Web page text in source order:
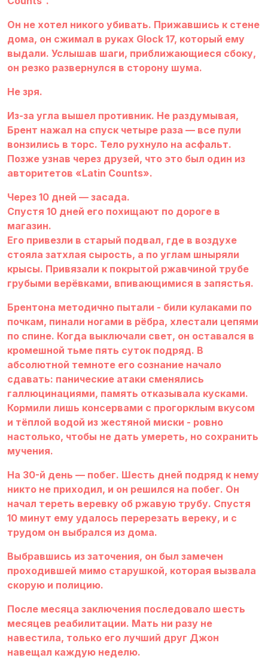
Он не хотел никого убивать. Прижавшись к стене
дома, он сжимал в руках Glock 17, который ему
выдали. Услышав шаги, приближающиеся сбоку,
он резко развернулся в сторону шума.
Не зря.
Из-за угла вышел противник. Не раздумывая,
Брент нажал на спуск четыре раза — все пули
вонзились в торс. Тело рухнуло на асфальт.
Позже узнав через друзей, что это был один из
авторитетов «Latin Counts».
Через 10 дней — засада.
Спустя 10 дней его похищают по дороге в
магазин.
Его привезли в старый подвал, где в воздухе
стояла затхлая сырость, а по углам шныряли
крысы. Привязали к покрытой ржавчиной трубе
грубыми верёвками, впивающимися в запястья.
Брентона методично пытали - били кулаками по
почкам, пинали ногами в рёбра, хлестали цепями
по спине. Когда выключали свет, он оставался в
кромешной тьме пять суток подряд. В
абсолютной темноте его сознание начало
сдавать: панические атаки сменялись
галлюцинациями, память отказывала кусками.
Кормили лишь консервами с прогорклым вкусом
и тёплой водой из жестяной миски - ровно
настолько, чтобы не дать умереть, но сохранить
мучения.
На 30-й день — побег. Шесть дней подряд к нему
никто не приходил, и он решился на побег. Он
начал тереть веревку об ржавую трубу. Спустя
10 минут ему удалось перерезать вереку, и с
трудом он выбрался из дома.
Выбравшись из заточения, он был замечен
проходившей мимо старушкой, которая вызвала
скорую и полицию.
После месяца заключения последовало шесть
месяцев реабилитации. Мать ни разу не
навестила, только его лучший друг Джон
навещал каждую неделю.